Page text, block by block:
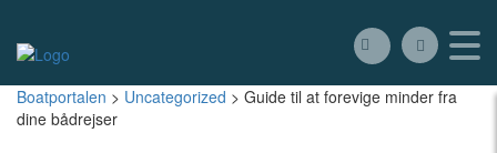
Boatportalen > Uncategorized > Guide til at forevige minder fra
dine bådrejser